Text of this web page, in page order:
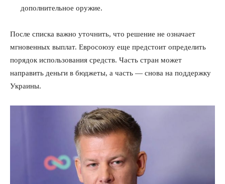
дополнительное оружие.
После списка важно уточнить, что решение не означает
мгновенных выплат. Евросоюзу еще предстоит определить
порядок использования средств. Часть стран может
направить деньги в бюджеты, а часть — снова на поддержку
Украины.